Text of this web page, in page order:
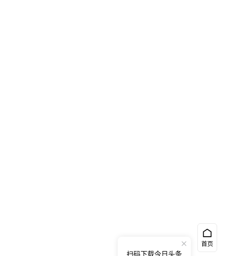
首页
扫码下载今日头条